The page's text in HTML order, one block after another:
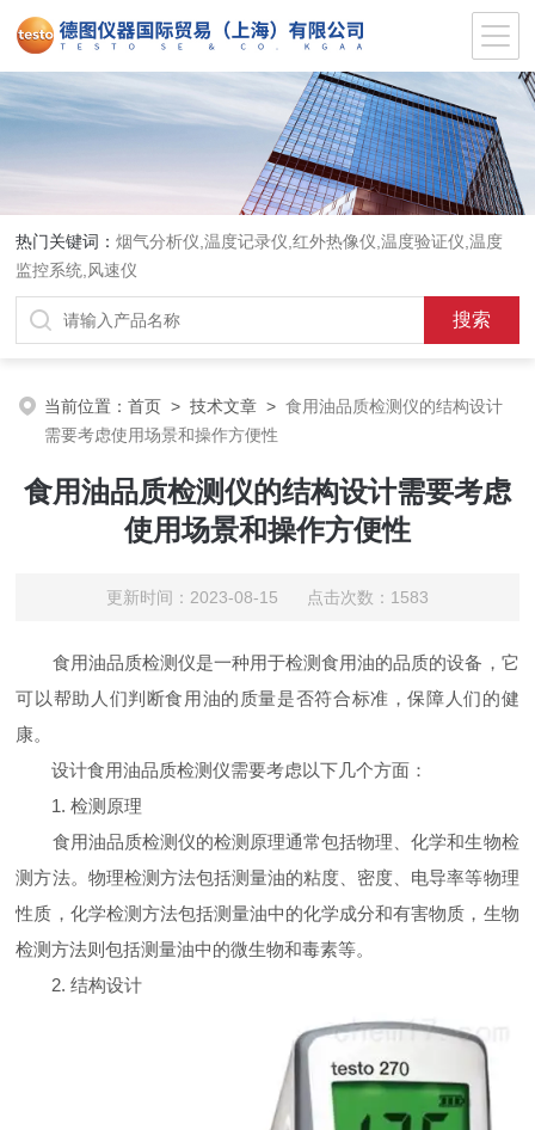
热门关键词：烟气分析仪,温度记录仪,红外热像仪,温度验证仪,温度
监控系统,风速仪
当前位置：首页 >技术文章 >食用油品质检测仪的结构设计
需要考虑使用场景和操作方便性
食用油品质检测仪的结构设计需要考虑
使用场景和操作方便性
更新时间：2023-08-15 点击次数：1583
食用油品质检测仪是一种用于检测食用油的品质的设备，它
可以帮助人们判断食用油的质量是否符合标准，保障人们的健
康。
设计食用油品质检测仪需要考虑以下几个方面：
1. 检测原理
食用油品质检测仪的检测原理通常包括物理、化学和生物检
测方法。物理检测方法包括测量油的粘度、密度、电导率等物理
性质，化学检测方法包括测量油中的化学成分和有害物质，生物
检测方法则包括测量油中的微生物和毒素等。
2. 结构设计